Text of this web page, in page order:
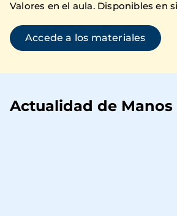
Valores en el aula. Disponibles en
Accede a los materiales
Actualidad de Manos